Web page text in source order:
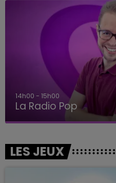
14h00 - 15h00
La Radio Pop
LES JEUX